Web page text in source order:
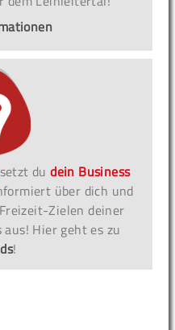
dudein Business
über dich und
Zielen deiner
aus! Hier geht es zu
!